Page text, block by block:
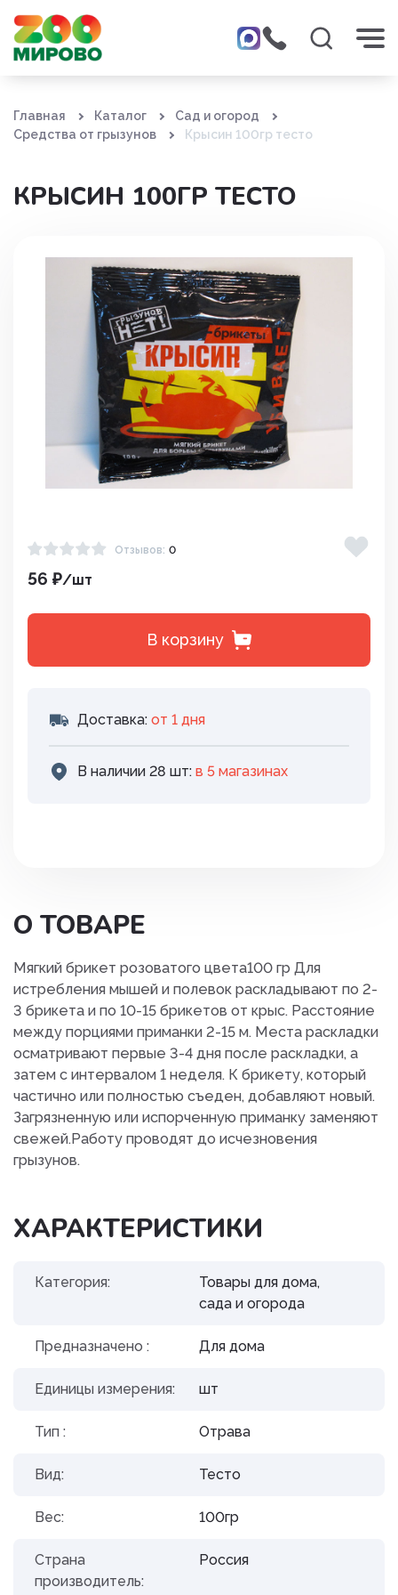
Главная Каталог
Сад и огород
Средства от грызунов
Крысин 100гр тесто
КРЫСИН 100ГР ТЕСТО
Отзывов: 0
56 ₽/шт
В корзину
Доставка: от 1 дня
В наличии 28 шт: в 5 магазинах
О ТОВАРЕ
Мягкий брикет розоватого цвета100 гр Для
истребления мышей и полевок раскладывают по 2-
3 брикета и по 10-15 брикетов от крыс. Расстояние
между порциями приманки 2-15 м. Места раскладки
осматривают первые 3-4 дня после раскладки, а
затем с интервалом 1 неделя. К брикету, который
частично или полностью съеден, добавляют новый.
Загрязненную или испорченную приманку заменяют
свежей.Работу проводят до исчезновения
грызунов.
ХАРАКТЕРИСТИКИ
Категория:
Товары для дома,
сада и огорода
Предназначено : Для дома
Единицы измерения: шт
Тип : Отрава
Вид: Тесто
Вес: 100гр
Страна
производитель:
Россия